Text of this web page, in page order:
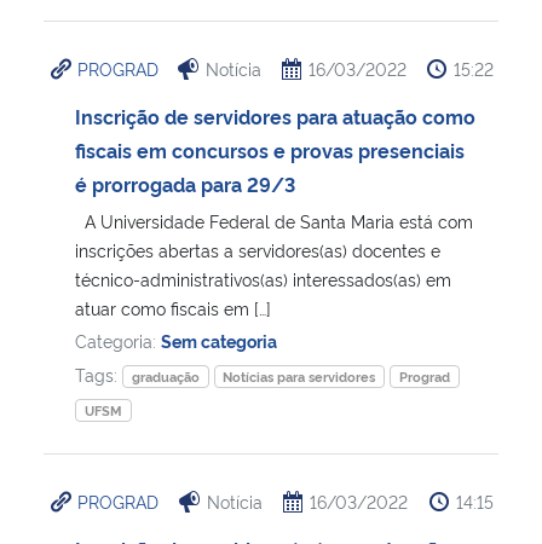
PROGRAD Notícia 16/03/2022 15:22
Inscrição de servidores para atuação como
fiscais em concursos e provas presenciais
é prorrogada para 29/3
A Universidade Federal de Santa Maria está com
inscrições abertas a servidores(as) docentes e
técnico-administrativos(as) interessados(as) em
atuar como fiscais em […]
Categoria: Sem categoria
Tags:
graduação Notícias para servidores
Prograd
UFSM
PROGRAD Notícia 16/03/2022 14:15